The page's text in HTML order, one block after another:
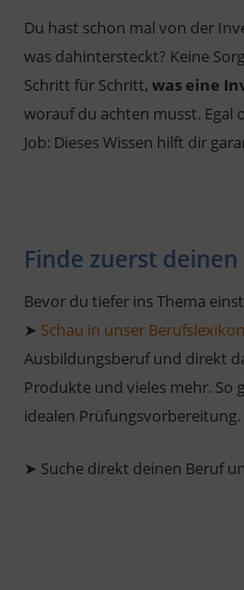
Du hast schon mal von der
was dahintersteckt? Keine
Schritt für Schritt, was eine
worauf du achten musst. Egal
Job: Dieses Wissen hilft dir
Finde zuerst
Bevor du tiefer ins Thema
➤ Schau in unser Berufslexikon
Ausbildungsberuf und direkt
Produkte und vieles mehr. So
idealen Prüfungsvorbereitung.
➤ Suche direkt deinen Beruf